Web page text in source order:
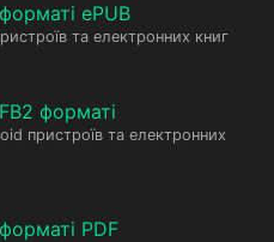
ePUB
та електронних книг
форматі
пристроїв та електронних
PDF